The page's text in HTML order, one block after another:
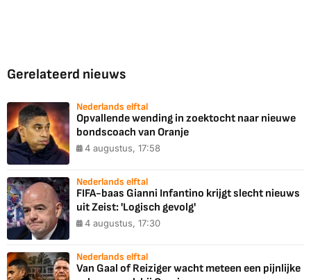
Gerelateerd nieuws
Nederlands elftal
Opvallende wending in zoektocht naar nieuwe
bondscoach van Oranje
4 augustus, 17:58
Nederlands elftal
FIFA-baas Gianni Infantino krijgt slecht nieuws
uit Zeist: 'Logisch gevolg'
4 augustus, 17:30
Nederlands elftal
Van Gaal of Reiziger wacht meteen een pijnlijke